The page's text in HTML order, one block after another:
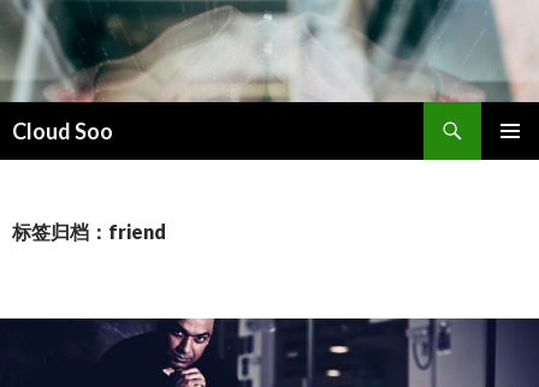
Cloud Soo
索
文
标签归档：friend